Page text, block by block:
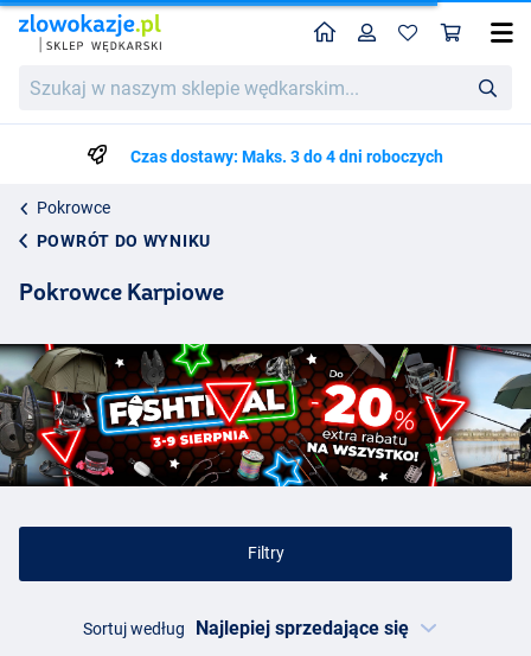
w
wędkarskim...
HomeProfil
Czas dostawy: Maks. 3 do 4 dni roboczych
Pokrowce
POWRÓT DO WYNIKU
Pokrowce Karpiowe
Filtry
Sortuj według